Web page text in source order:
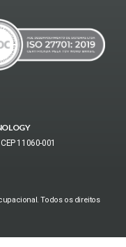
11060-001
Todos os direitos